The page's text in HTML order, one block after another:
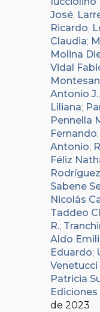
José;
Ricardo;
Claudia;
Molina
Vidal
Antonio J.;
Liliana;
Pennella
Fernando;
Antonio;
Féliz
Sabene
Nicolás
Taddeo
R.;
Aldo
Eduardo;
Venetucci
Patricia
de 2023